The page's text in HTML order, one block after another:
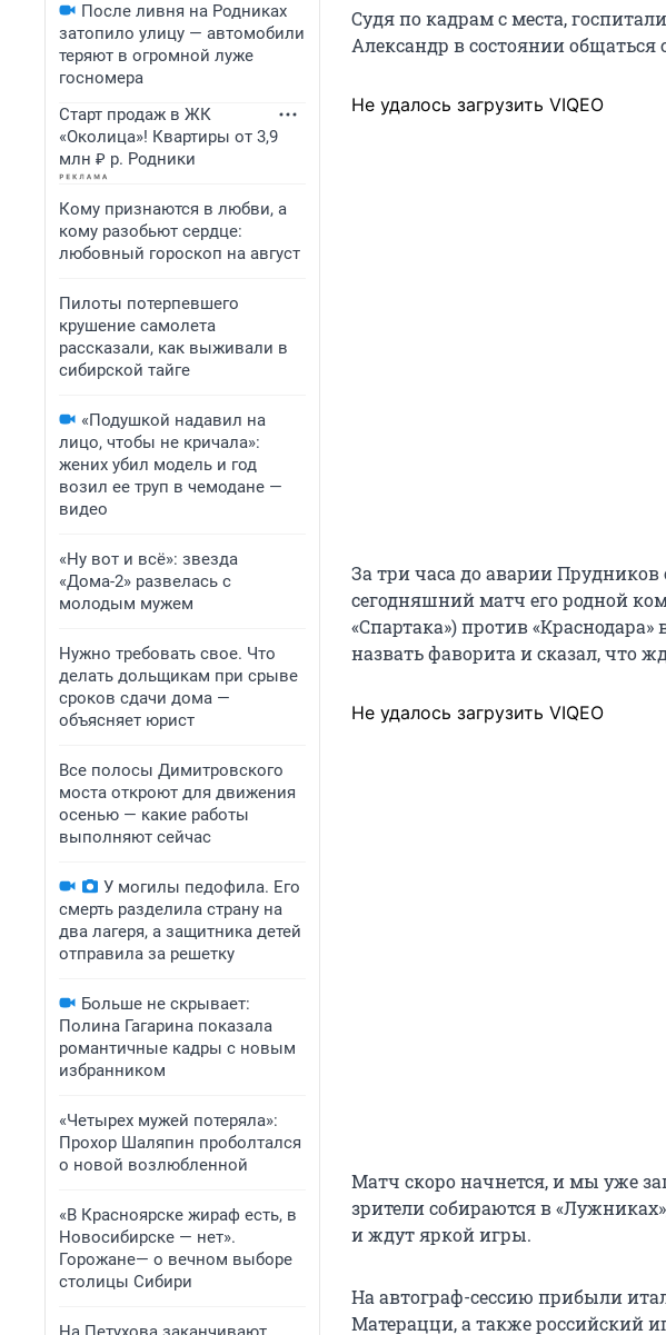
После ливня на Родниках
затопило улицу — автомобили
теряют в огромной луже
госномера
Старт продаж в ЖК
«Околица»! Квартиры от 3,9
млн ₽ р. Родники
Кому признаются в любви, а
кому разобьют сердце:
любовный гороскоп на август
Пилоты потерпевшего
крушение самолета
рассказали, как выживали в
сибирской тайге
«Подушкой надавил на
лицо, чтобы не кричала»:
жених убил модель и год
возил ее труп в чемодане —
видео
«Ну вот и всё»: звезда
«Дома-2» развелась с
молодым мужем
Нужно требовать свое. Что
делать дольщикам при срыве
сроков сдачи дома —
объясняет юрист
Все полосы Димитровского
моста откроют для движения
осенью — какие работы
выполняют сейчас
У могилы педофила. Его
смерть разделила страну на
два лагеря, а защитника детей
отправила за решетку
Больше не скрывает:
Полина Гагарина показала
романтичные кадры с новым
избранником
«Четырех мужей потеряла»:
Прохор Шаляпин проболтался
о новой возлюбленной
«В Красноярске жираф есть, в
Новосибирске — нет».
Горожане— о вечном выборе
столицы Сибири
Судя по кадрам с места,
Александр в состоянии общаться
Не удалось загрузить VIQEO
За три часа до аварии
сегодняшний матч его родной
«Спартака») против
назвать фаворита и сказал, что
Не удалось загрузить VIQEO
Матч скоро начнется, и мы уже
зрители собираются в
и ждут яркой игры.
На автограф-сессию прибыли
Матерацци, а также российский